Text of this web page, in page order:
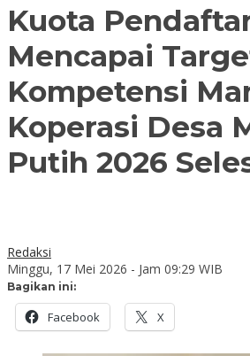
Kuota
Mencapai
Kompetensi
Koperasi Desa
Putih 2026
Redaksi
Minggu, 17 Mei 2026 - Jam 09:29 WIB
Bagikan ini:
Facebook X